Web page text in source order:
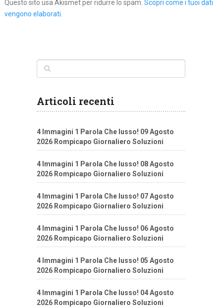
Questo sito usa Akismet per ridurre lo spam. Scopri come i tuoi dati
vengono elaborati
Articoli recenti
4 Immagini 1 Parola Che lusso! 09 Agosto
2026 Rompicapo Giornaliero Soluzioni
4 Immagini 1 Parola Che lusso! 08 Agosto
2026 Rompicapo Giornaliero Soluzioni
4 Immagini 1 Parola Che lusso! 07 Agosto
2026 Rompicapo Giornaliero Soluzioni
4 Immagini 1 Parola Che lusso! 06 Agosto
2026 Rompicapo Giornaliero Soluzioni
4 Immagini 1 Parola Che lusso! 05 Agosto
2026 Rompicapo Giornaliero Soluzioni
4 Immagini 1 Parola Che lusso! 04 Agosto
2026 Rompicapo Giornaliero Soluzioni